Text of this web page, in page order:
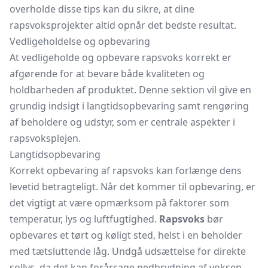
overholde disse tips kan du sikre, at dine
rapsvoksprojekter altid opnår det bedste resultat.
Vedligeholdelse og opbevaring
At vedligeholde og opbevare rapsvoks korrekt er
afgørende for at bevare både kvaliteten og
holdbarheden af produktet. Denne sektion vil give en
grundig indsigt i langtidsopbevaring samt rengøring
af beholdere og udstyr, som er centrale aspekter i
rapsvoksplejen.
Langtidsopbevaring
Korrekt opbevaring af rapsvoks kan forlænge dens
levetid betragteligt. Når det kommer til opbevaring, er
det vigtigt at være opmærksom på faktorer som
temperatur, lys og luftfugtighed. Rapsvoks bør
opbevares et tørt og køligt sted, helst i en beholder
med tætsluttende låg. Undgå udsættelse for direkte